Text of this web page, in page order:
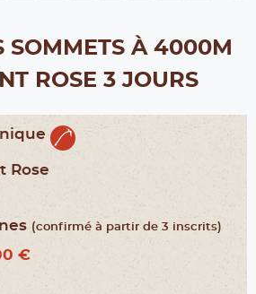
SOMMETS À 4000M
ROSE 3 JOURS
Rose
(confirmé à partir de 3 inscrits)
€